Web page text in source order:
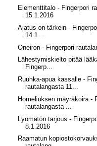
Elementtitalo - Fingerpori
15.1.2016
Ajatus on tärkein -
14.1....
Oneiron - Fingerpori
Lähestymiskielto pitää
Fingerp...
Ruuhka-apua kassalle -
rautalangasta 11...
Homeliuksen mäyräkoira -
rautalangasta ...
Lyömätön tarjous -
8.1.2016
Raamatun